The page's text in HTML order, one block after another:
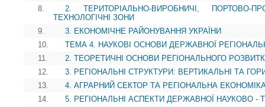
8.
2. ТЕРИТОРІАЛЬНО-ВИРОБНИЧІ, ПОРТОВО-
ТЕХНОЛОГІЧНІ ЗОНИ
9.
3. ЕКОНОМІЧНЕ РАЙОНУВАННЯ УКРАЇНИ
10.
ТЕМА 4. НАУКОВІ ОСНОВИ ДЕРЖАВНОЇ
11.
2. ТЕОРЕТИЧНІ ОСНОВИ РЕГІОНАЛЬНОГО
12.
3. РЕГІОНАЛЬНІ СТРУКТУРИ: ВЕРТИКАЛЬНІ ТА
13.
4. АГРАРНИЙ СЕКТОР ТА РЕГІОНАЛЬНА
14.
5. РЕГІОНАЛЬНІ АСПЕКТИ ДЕРЖАВНОЇ НАУКОВО -